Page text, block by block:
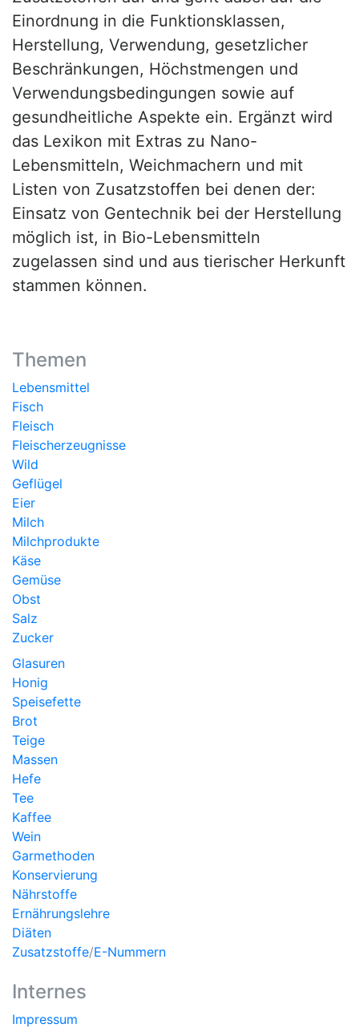
Einordnung in die Funktionsklassen,
Herstellung, Verwendung, gesetzlicher
Beschränkungen, Höchstmengen und
Verwendungsbedingungen sowie auf
gesundheitliche Aspekte ein. Ergänzt wird
das Lexikon mit Extras zu Nano-
Lebensmitteln, Weichmachern und mit
Listen von Zusatzstoffen bei denen der:
Einsatz von Gentechnik bei der Herstellung
möglich ist, in Bio-Lebensmitteln
zugelassen sind und aus tierischer Herkunft
stammen können.
Themen
Lebensmittel
Fisch
Fleisch
Fleischerzeugnisse
Wild
Geflügel
Eier
Milch
Milchprodukte
Käse
Gemüse
Obst
Salz
Zucker
Glasuren
Honig
Speisefette
Brot
Teige
Massen
Hefe
Tee
Kaffee
Wein
Garmethoden
Konservierung
Nährstoffe
Ernährungslehre
Diäten
Zusatzstoffe/E-Nummern
Internes
Impressum